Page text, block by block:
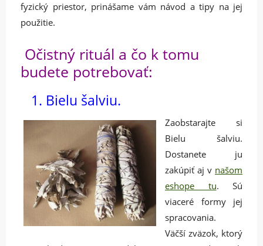
fyzický priestor, prinášame vám návod a tipy na jej
použitie.
Očistný rituál a čo k tomu
budete potrebovať:
1. Bielu šalviu.
Zaobstarajte si
Bielu šalviu.
Dostanete ju
zakúpiť aj v našom
eshope tu. Sú
viaceré formy jej
spracovania.
Väčší zväzok, ktorý